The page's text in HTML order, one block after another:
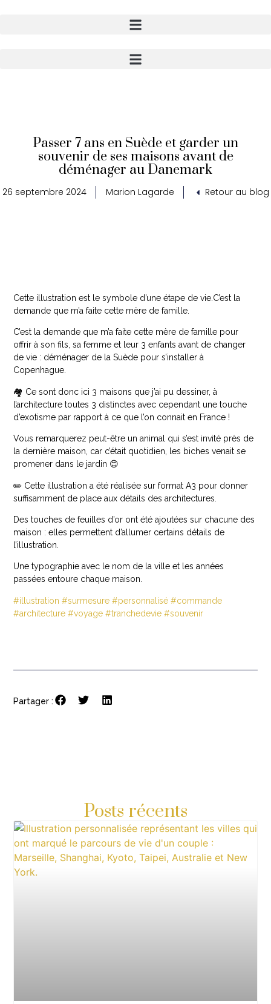
Passer 7 ans en Suède et garder un
souvenir de ses maisons avant de
déménager au Danemark
26 septembre 2024 Marion Lagarde Retour au blog
Cette illustration est le symbole d’une étape de vie.C’est la
demande que m’a faite cette mère de famille.
C’est la demande que m’a faite cette mère de famille pour
offrir à son fils, sa femme et leur 3 enfants avant de changer
de vie : déménager de la Suède pour s’installer à
Copenhague.
🏘 Ce sont donc ici 3 maisons que j’ai pu dessiner, à
l’architecture toutes 3 distinctes avec cependant une touche
d’exotisme par rapport à ce que l’on connait en France !
Vous remarquerez peut-être un animal qui s’est invité près de
la dernière maison, car c’était quotidien, les biches venait se
promener dans le jardin 😊
✏️ Cette illustration a été réalisée sur format A3 pour donner
suffisamment de place aux détails des architectures.
Des touches de feuilles d’or ont été ajoutées sur chacune des
maison : elles permettent d’allumer certains détails de
l’illustration.
Une typographie avec le nom de la ville et les années
passées entoure chaque maison.
#illustration #surmesure #personnalisé #commande
#architecture #voyage #tranchedevie #souvenir
Partager :
Posts récents